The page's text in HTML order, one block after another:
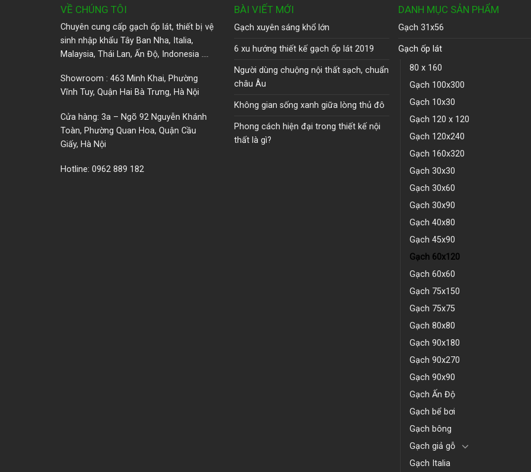
VỀ CHÚNG TÔI
Chuyên cung cấp gạch ốp lát, thiết bị vệ
sinh nhập khẩu Tây Ban Nha, Italia,
Malaysia, Thái Lan, Ấn Độ, Indonesia ….
Showroom : 463 Minh Khai, Phường
Vĩnh Tuy, Quận Hai Bà Trưng, Hà Nội
Cửa hàng: 3a – Ngõ 92 Nguyễn Khánh
Toàn, Phường Quan Hoa, Quận Cầu
Giấy, Hà Nội
Hotline: 0962 889 182
BÀI VIẾT MỚI
Gạch xuyên sáng khổ lớn
6 xu hướng thiết kế gạch ốp lát 2019
Người dùng chuộng nội thất sạch, chuẩn
châu Âu
Không gian sống xanh giữa lòng thủ đô
Phong cách hiện đại trong thiết kế nội
thất là gì?
DANH MỤC SẢN PHẨM
Gạch 31x56
Gạch ốp lát
80 x 160
Gạch 100x300
Gạch 10x30
Gạch 120 x 120
Gạch 120x240
Gạch 160x320
Gạch 30x30
Gạch 30x60
Gạch 30x90
Gạch 40x80
Gạch 45x90
Gạch 60x120
Gạch 60x60
Gạch 75x150
Gạch 75x75
Gạch 80x80
Gạch 90x180
Gạch 90x270
Gạch 90x90
Gạch Ấn Độ
Gạch bể bơi
Gạch bông
Gạch giả gỗ
Gạch Italia